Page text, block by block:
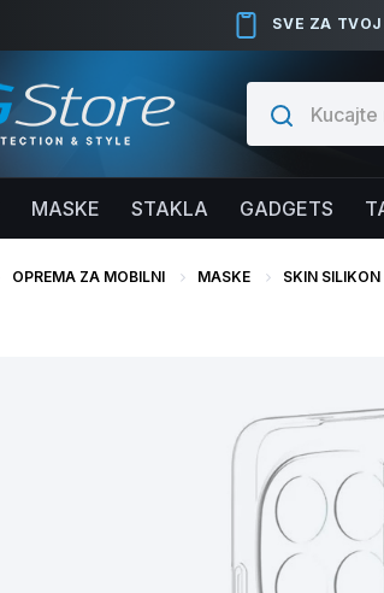
SVE ZA
MASKE STAKLA GADGETS
OPREMA ZA MOBILNI MASKE SKIN SILIKON